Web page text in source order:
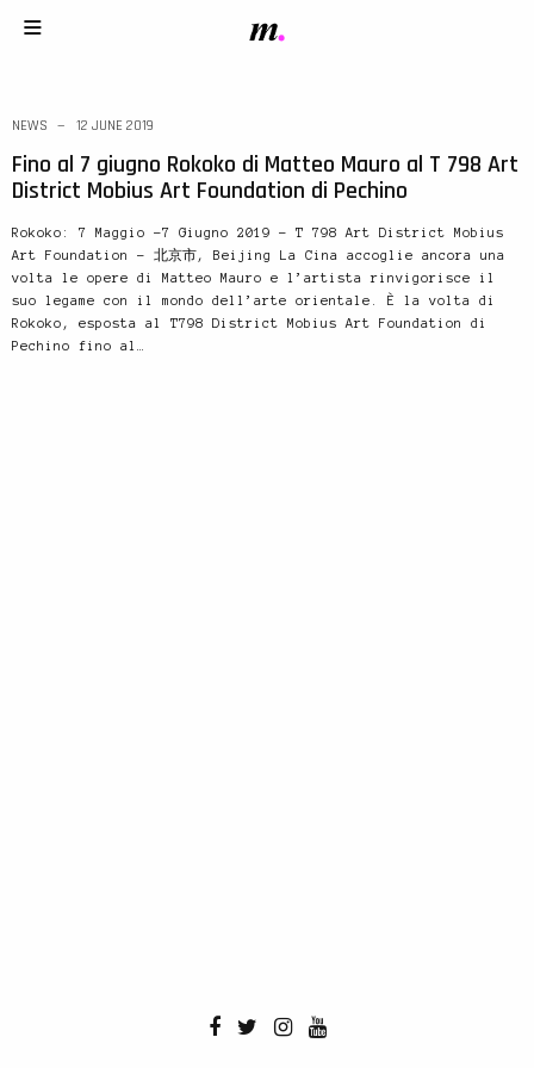
NEWS 12 JUNE 2019
Fino al 7 giugno Rokoko di Matteo Mauro al T 798 Art
District Mobius Art Foundation di Pechino
Rokoko: 7 Maggio -7 Giugno 2019 – T 798 Art District Mobius
Art Foundation – 北京市, Beijing La Cina accoglie ancora una
volta le opere di Matteo Mauro e l’artista rinvigorisce il
suo legame con il mondo dell’arte orientale. È la volta di
Rokoko, esposta al T798 District Mobius Art Foundation di
Pechino fino al…